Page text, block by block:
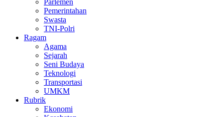
Parlemen
Pemerintahan
Swasta
TNI-Polri
Ragam
Agama
Sejarah
Seni Budaya
Teknologi
Transportasi
UMKM
Rubrik
Ekonomi